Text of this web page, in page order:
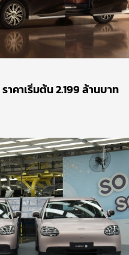
าคาเริ่มต้น 2.199 ล้านบาท